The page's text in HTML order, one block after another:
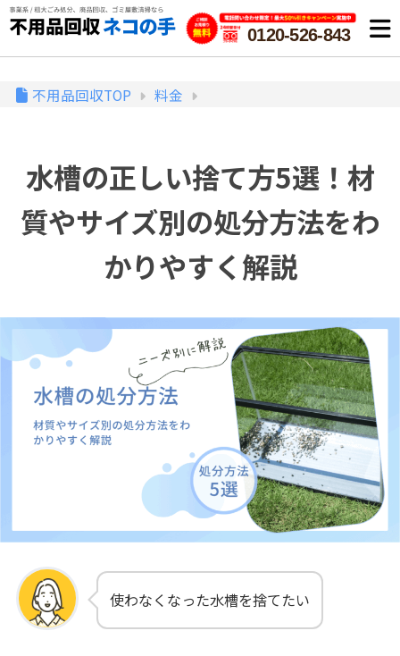
0120-526-843
不用品回収TOP 料金
水槽の正しい捨て方5選！材
質やサイズ別の処分方法をわ
かりやすく解説
使わなくなった水槽を捨てたい